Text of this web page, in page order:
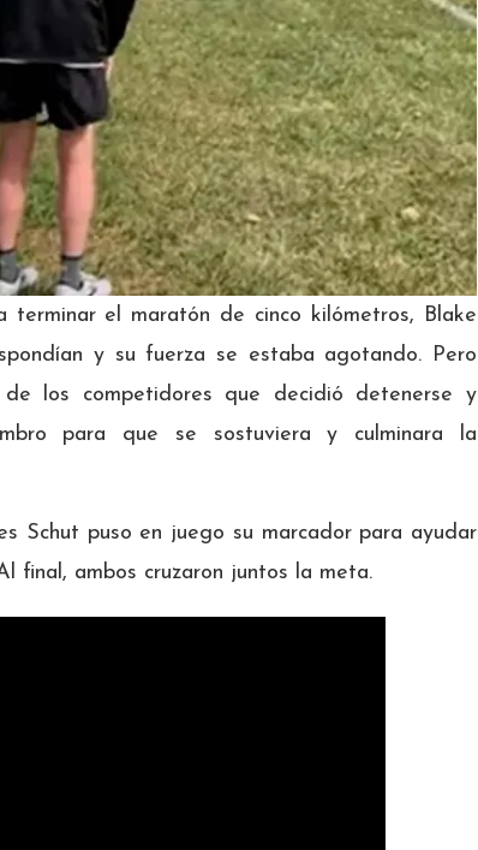
el maratón de cinco kilómetros, Blake
y su fuerza se estaba agotando. Pero
los competidores que decidió detenerse y
para que se sostuviera y culminara la
Schut puso en juego su marcador para ayudar
final, ambos cruzaron juntos la meta.